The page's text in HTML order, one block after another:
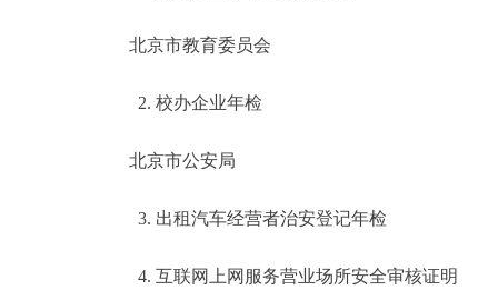
北京市教育委员会
2. 校办企业年检
北京市公安局
3. 出租汽车经营者治安登记年检
4. 互联网上网服务营业场所安全审核证明